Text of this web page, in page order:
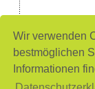
Wir verwenden
bestmöglichen
Informationen